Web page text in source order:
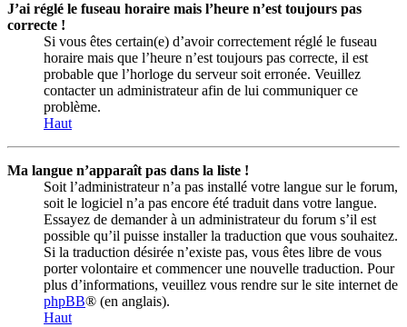
J’ai réglé le fuseau horaire mais l’heure n’est toujours pas
correcte !
Si vous êtes certain(e) d’avoir correctement réglé le fuseau
horaire mais que l’heure n’est toujours pas correcte, il est
probable que l’horloge du serveur soit erronée. Veuillez
contacter un administrateur afin de lui communiquer ce
problème.
Haut
Ma langue n’apparaît pas dans la liste !
Soit l’administrateur n’a pas installé votre langue sur le forum,
soit le logiciel n’a pas encore été traduit dans votre langue.
Essayez de demander à un administrateur du forum s’il est
possible qu’il puisse installer la traduction que vous souhaitez.
Si la traduction désirée n’existe pas, vous êtes libre de vous
porter volontaire et commencer une nouvelle traduction. Pour
plus d’informations, veuillez vous rendre sur le site internet de
phpBB® (en anglais).
Haut